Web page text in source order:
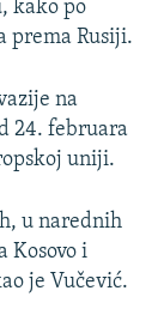
kako po
prema Rusiji.
na
24. februara
uniji.
u narednih
Kosovo i
je Vučević.